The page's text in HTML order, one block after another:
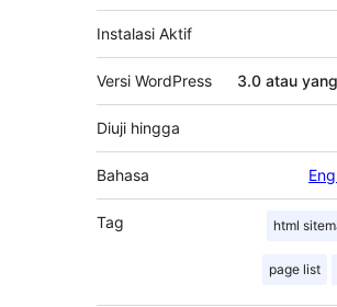
Instalasi Aktif
Versi WordPress 3.0 atau
Diuji hingga
Bahasa
Tag html
page list